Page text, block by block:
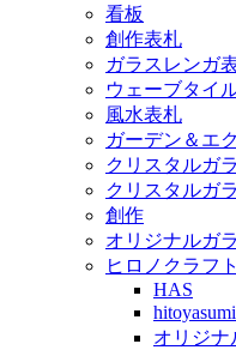
看板
創作表札
ガラスレンガ
ウェーブタイ
風水表札
ガーデン＆エ
クリスタルガ
クリスタルガ
創作
オリジナルガ
ヒロノクラフト
HAS
オリジナ